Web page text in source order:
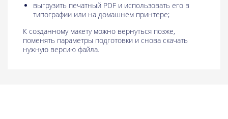
выгрузить печатный PDF и использовать его в
типографии или на домашнем принтере;
К созданному макету можно вернуться позже,
поменять параметры подготовки и снова скачать
нужную версию файла.